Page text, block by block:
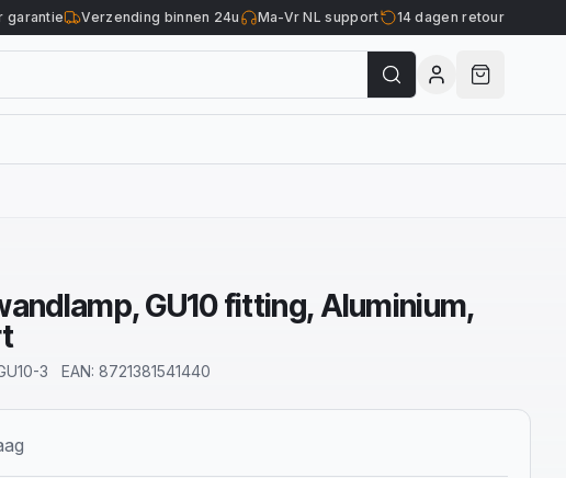
garantie Verzending binnen 24u Ma-Vr NL support 14 dagen retour
GU10 fitting, Aluminium,
3 EAN: 8721381541440